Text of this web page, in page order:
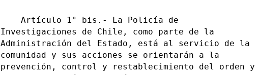
Artículo 1° bis.- La Policía de
Investigaciones de Chile, como parte de la
Administración del Estado, está al servicio de la
comunidad y sus acciones se orientarán a la
prevención, control y restablecimiento del orden y